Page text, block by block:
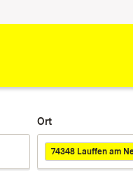
Ort
74348 Lauffen am